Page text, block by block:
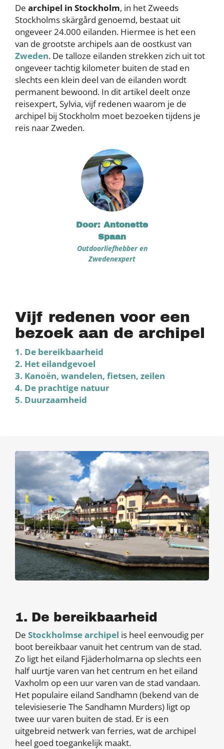
De archipel in Stockholm, in het Zweeds
Stockholms skärgård genoemd, bestaat uit
ongeveer 24.000 eilanden. Hiermee is het een
van de grootste archipels aan de oostkust van
Zweden. De talloze eilanden strekken zich uit tot
ongeveer tachtig kilometer buiten de stad en
slechts een klein deel van de eilanden wordt
permanent bewoond. In dit artikel deelt onze
reisexpert, Sylvia, vijf redenen waarom je de
archipel bij Stockholm moet bezoeken tijdens je
reis naar Zweden.
Door: Antonette
Spaan
Outdoorliefhebber en
Zwedenexpert
Vijf redenen voor een
bezoek aan de archipel
1. De bereikbaarheid
2. Het eilandgevoel
3. Kanoën, wandelen, fietsen, zeilen
4. De prachtige natuur
5. Duurzaamheid
1. De bereikbaarheid
De Stockholmse archipel is heel eenvoudig per
boot bereikbaar vanuit het centrum van de stad.
Zo ligt het eiland Fjäderholmarna op slechts een
half uurtje varen van het centrum en het eiland
Vaxholm op een uur varen van de stad vandaan.
Het populaire eiland Sandhamn (bekend van de
televisieserie The Sandhamn Murders) ligt op
twee uur varen buiten de stad. Er is een
uitgebreid netwerk van ferries, wat de archipel
heel goed toegankelijk maakt.